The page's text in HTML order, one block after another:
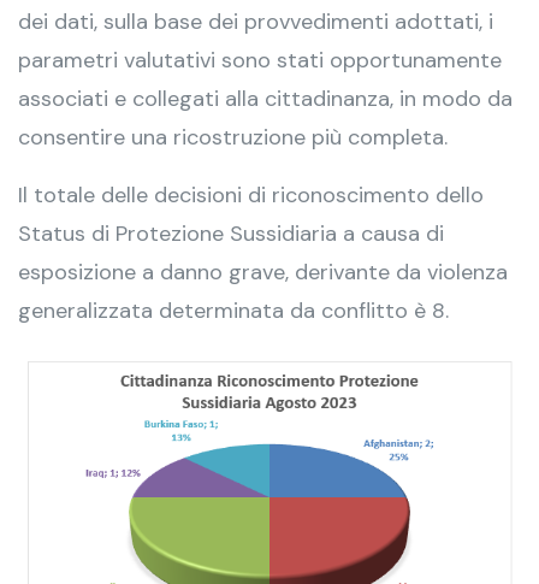
dei dati, sulla base dei provvedimenti adottati, i
parametri valutativi sono stati opportunamente
associati e collegati alla cittadinanza, in modo da
consentire una ricostruzione più completa.
Il totale delle decisioni di riconoscimento dello
Status di Protezione Sussidiaria a causa di
esposizione a danno grave, derivante da violenza
generalizzata determinata da conflitto è 8.